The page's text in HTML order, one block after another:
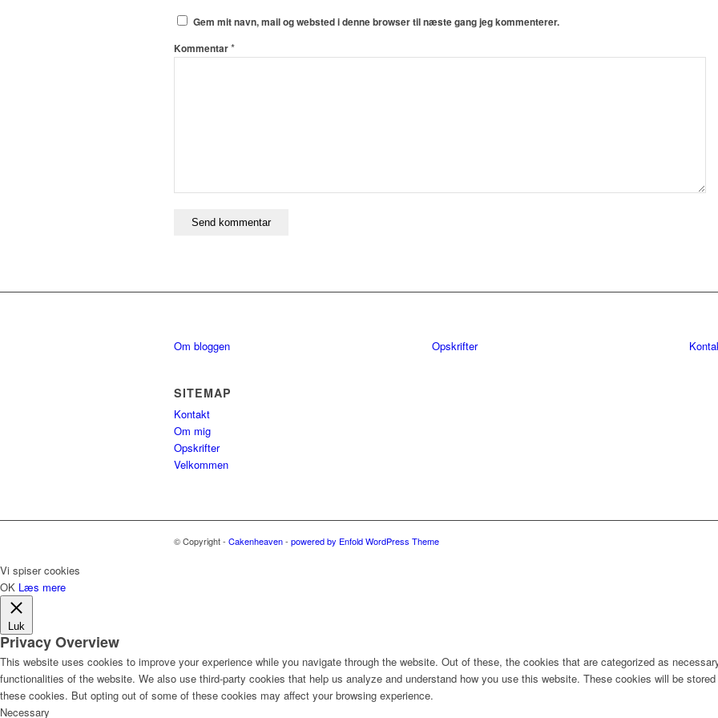
Gem mit navn, mail og websted i denne browser til næste gang jeg kommenterer.
Kommentar*
Om bloggen
SITEMAP
Kontakt
Om mig
Opskrifter
Velkommen
Opskrifter
© Copyright - Cakenheaven- powered by Enfold WordPress Theme
Vi spiser cookies
OK Læs mere
Luk
Privacy Overview
This website uses cookies to improve your experience while you navigate through the website. Out of these, the cookies that are categorized as
functionalities of the website. We also use third-party cookies that help us analyze and understand how you use this website. These cookies will be
these cookies. But opting out of some of these cookies may affect your browsing experience.
Necessary